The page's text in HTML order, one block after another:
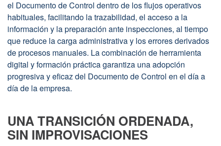
el Documento de Control dentro de los flujos operativos
habituales, facilitando la trazabilidad, el acceso a la
información y la preparación ante inspecciones, al tiempo
que reduce la carga administrativa y los errores derivados
de procesos manuales. La combinación de herramienta
digital y formación práctica garantiza una adopción
progresiva y eficaz del Documento de Control en el día a
día de la empresa.
UNA TRANSICIÓN ORDENADA,
SIN IMPROVISACIONES